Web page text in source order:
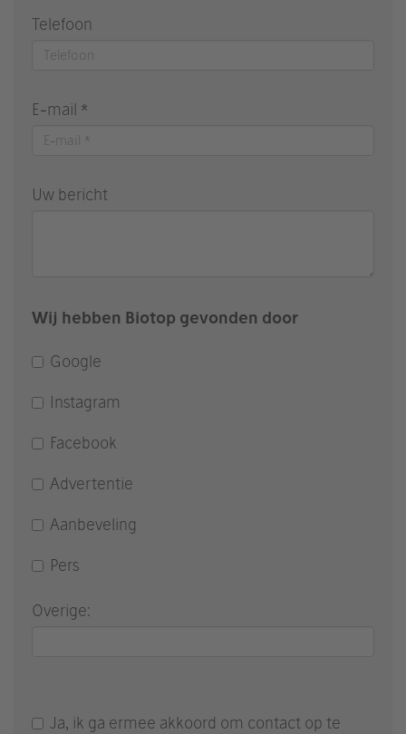
Telefoon
E-mail *
Uw bericht
Wij hebben Biotop gevonden door
Google
Instagram
Facebook
Advertentie
Aanbeveling
Pers
Overige:
Ja, ik ga ermee akkoord om contact op te